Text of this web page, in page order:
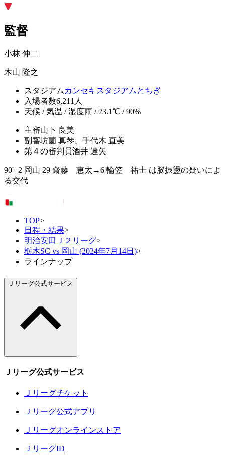
監督
小林 伸二
木山 隆之
スタジアム カンセキスタジアムとちぎ
入場者数6,211人
天候 / 気温 / 湿度雨 / 23.1℃ / 90%
主審山下 良美
副審坊薗 真琴、手代木 直美
第４の審判員酒井 達矢
90'+2 岡山 29 齋藤 恵太→6 輪笠 祐士 は脳振盪の疑いによ
る交代
TOP>
日程・結果>
明治安田Ｊ２リーグ>
栃木SC vs 岡山 (2024年7月14日)>
ラインナップ
Ｊリーグ公式サービス
Ｊリーグ公式サービス
Ｊリーグチケット
Ｊリーグ公式アプリ
Ｊリーグオンラインストア
ＪリーグID